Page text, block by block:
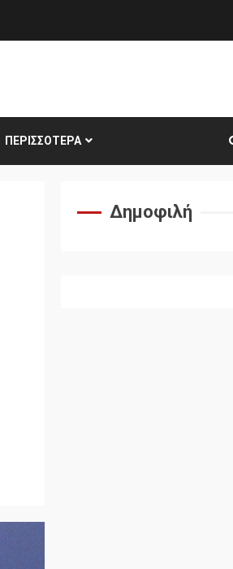
ΠΕΡΙΣΣΌΤΕΡΑ
Δημοφιλή